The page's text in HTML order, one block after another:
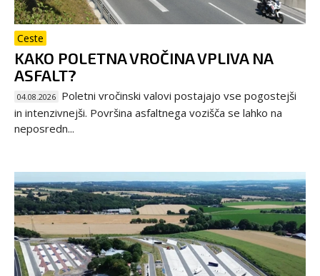
Ceste
KAKO POLETNA VROČINA VPLIVA NA
ASFALT?
04.08.2026 Poletni vročinski valovi postajajo vse pogostejši
in intenzivnejši. Površina asfaltnega vozišča se lahko na
neposredn...